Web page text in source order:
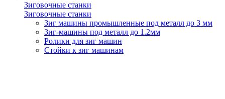
Зиговочные станки
Зиговочные станки
Зиг машины промышленные под металл до 3 мм
Зиг-машины под металл до 1.2мм
Ролики для зиг машин
Стойки к зиг машинам